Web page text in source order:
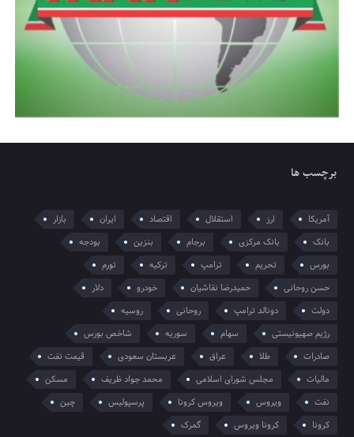
برچسب ها
آمریکا ارز استقلال اقتصاد ایران
بازار
بانک
بانک مرکزی برجام بنزین
بودجه
بورس
تحریم ترامپ ترکیه
تورم
حسن روحانی
حمیدرضا نقاشیان خودرو
دلار
دولت
دونالد ترامپ روحانی
روسیه
رژیم صهیونیستی
سهام سوریه
شاخص بورس
صادرات
طلا عراق عربستان سعودی
قیمت نفت
مالیات
مجلس شورای اسلامی محمد جواد ظریف
مسکن
نفت
ویروس ویروس کرونا پرسپولیس
چین
کرونا
کرونا ویروس گمرک